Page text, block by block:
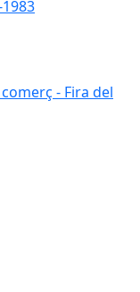
- Fira del